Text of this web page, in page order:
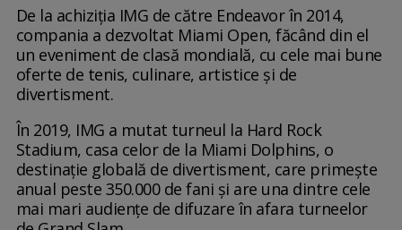
De la achiziția IMG de către Endeavor în 2014,
compania a dezvoltat Miami Open, făcând din el
un eveniment de clasă mondială, cu cele mai bune
oferte de tenis, culinare, artistice și de
divertisment.
În 2019, IMG a mutat turneul la Hard Rock
Stadium, casa celor de la Miami Dolphins, o
destinație globală de divertisment, care primește
anual peste 350.000 de fani și are una dintre cele
mai mari audiențe de difuzare în afara turneelor